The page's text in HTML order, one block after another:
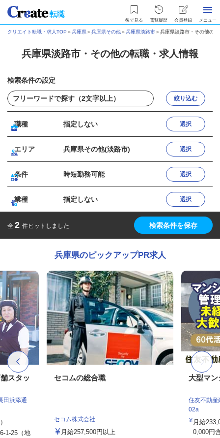
後で見る 閲覧履歴 会員登録 メニュー
クリエイト転職・求人TOP ＞兵庫県＞兵庫県その他＞兵庫県淡路市＞兵庫県淡路市・その他の
兵庫県淡路市・その他の転職・求人情報
検索条件の設定
絞り込む
職種 指定しない 選択
エリア 兵庫県その他(淡路市) 選択
条件 時短勤務可能 選択
業種 指定しない 選択
全 2 件ヒットしました 検索条件を保存
兵庫県のピックアップPR求人
スタッ
田浜添通
1-25（地
セコムの総合職
セコム株式会社
月給257,500円以上
大型マ
住友不動産
02a
月給
0,000円